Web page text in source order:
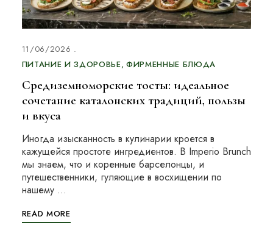
11/06/2026
ПИТАНИЕ И ЗДОРОВЬЕ ФИРМЕННЫЕ БЛЮДА
Средиземноморские тосты: идеальное
сочетание каталонских традиций, пользы
и вкуса
Иногда изысканность в кулинарии кроется в
кажущейся простоте ингредиентов. В Imperio Brunch
мы знаем, что и коренные барселонцы, и
путешественники, гуляющие в восхищении по
нашему …
READ MORE